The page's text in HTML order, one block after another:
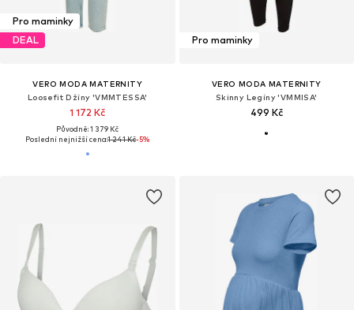
Pro maminky
DEAL
VERO MODA MATERNITY
Loosefit Džíny 'VMMTESSA'
1 172 Kč
Původně: 1 379 Kč
Poslední nejnižší cena:1 241 Kč-5%
Pro maminky
VERO MODA MATERNITY
Skinny Legíny 'VMMISA'
499 Kč